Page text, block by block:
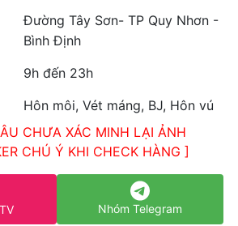
Đường Tây Sơn- TP Quy Nhơn -
Bình Định
9h đến 23h
Hôn môi, Vét máng, BJ, Hôn vú
CHƯA XÁC MINH LẠI ẢNH
CHÚ Ý KHI CHECK HÀNG ]
Nhóm Telegram